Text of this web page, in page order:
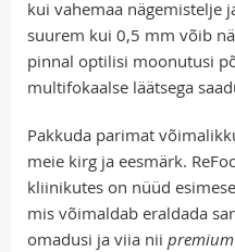
kui vahemaa nägemistelje
suurem kui 0,5 mm võib
pinnal optilisi moonutusi
multifokaalse läätsega
Pakkuda parimat
meie kirg ja eesmärk.
kliinikutes on nüüd
mis võimaldab eraldada
omadusi ja viia nii premium